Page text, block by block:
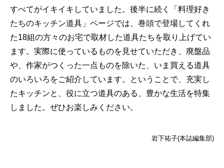
すべてがイキイキしていました。後半に続く「料理好き
たちのキッチン道具」ページでは、巻頭で登場してくれ
た18組の方々のお宅で取材した道具たちを取り上げてい
ます。実際に使っているものを見せていただき、廃盤品
や、作家がつくった一点ものを除いた、いま買える道具
のいろいろをご紹介しています。ということで、充実し
たキッチンと、役に立つ道具のある、豊かな生活を特集
しました。ぜひお楽しみください。
岩下祐子(本誌編集部)